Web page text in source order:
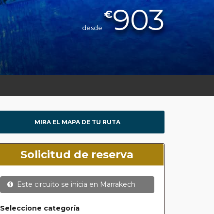
desde
€903
MIRA EL MAPA DE TU RUTA
Solicitud de reserva
Este circuito se inicia en Marrakech
Seleccione categoría